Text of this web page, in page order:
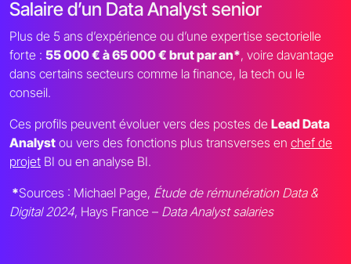
Salaire d’un Data Analyst senior
Plus de 5 ans d’expérience ou d’une expertise sectorielle
forte : 55 000 € à 65 000 € brut par an*, voire davantage
dans certains secteurs comme la finance, la tech ou le
conseil.
Ces profils peuvent évoluer vers des postes de Lead Data
Analyst ou vers des fonctions plus transverses en chef de
projet BI ou en analyse BI.
*Sources : Michael Page, Étude de rémunération Data &
Digital 2024, Hays France – Data Analyst salaries